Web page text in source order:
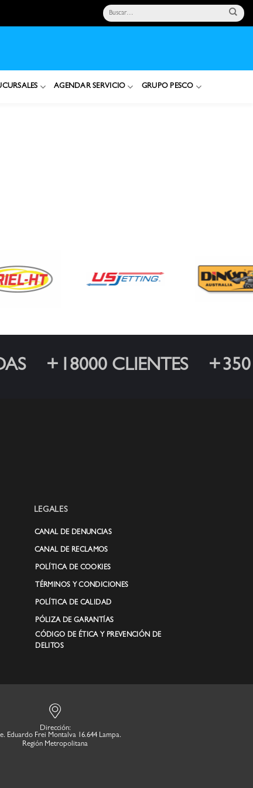
Buscar
por:
AGENDAR SERVICIO GRUPO PESCO
18000 CLIENTES 350
LEGALES
CANAL DE DENUNCIAS
CANAL DE RECLAMOS
POLÍTICA DE COOKIES
TÉRMINOS Y CONDICIONES
POLÍTICA DE CALIDAD
PÓLIZA DE GARANTÍAS
CÓDIGO DE ÉTICA Y PREVENCIÓN DE
DELITOS
Dirección:
Eduardo Frei Montalva 16.644 Lampa.
Región Metropolitana